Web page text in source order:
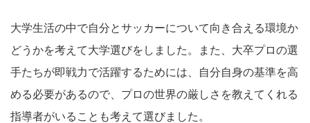
大学生活の中で自分とサッカーについて向き合える環境か
どうかを考えて大学選びをしました。また、大卒プロの選
手たちが即戦力で活躍するためには、自分自身の基準を高
める必要があるので、プロの世界の厳しさを教えてくれる
指導者がいることも考えて選びました。